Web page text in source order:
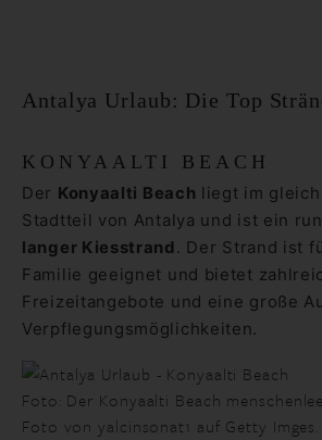
Antalya Urlaub: Die Top
KONYAALTI BEACH
Der Konyaalti Beach liegt im
Stadtteil von Antalya und ist ein
langer Kiesstrand
. Der Strand ist
Familie geeignet und bietet
Freizeitangebote und eine große
Verpflegungsmöglichkeiten.
Foto: Der Konyaalti Beach
Foto von yalcinsonat1 auf Getty Imges.